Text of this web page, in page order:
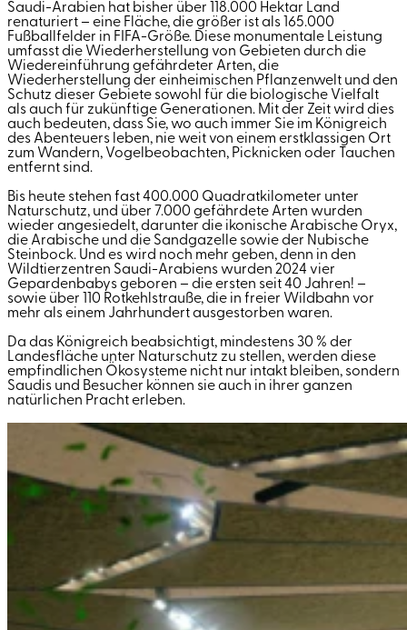
Saudi-Arabien hat bisher über 118.000 Hektar Land
renaturiert – eine Fläche, die größer ist als 165.000
Fußballfelder in FIFA-Größe. Diese monumentale Leistung
umfasst die Wiederherstellung von Gebieten durch die
Wiedereinführung gefährdeter Arten, die
Wiederherstellung der einheimischen Pflanzenwelt und den
Schutz dieser Gebiete sowohl für die biologische Vielfalt
als auch für zukünftige Generationen. Mit der Zeit wird dies
auch bedeuten, dass Sie, wo auch immer Sie im Königreich
des Abenteuers leben, nie weit von einem erstklassigen Ort
zum Wandern, Vogelbeobachten, Picknicken oder Tauchen
entfernt sind.
Bis heute stehen fast 400.000 Quadratkilometer unter
Naturschutz, und über 7.000 gefährdete Arten wurden
wieder angesiedelt, darunter die ikonische Arabische Oryx,
die Arabische und die Sandgazelle sowie der Nubische
Steinbock. Und es wird noch mehr geben, denn in den
Wildtierzentren Saudi-Arabiens wurden 2024 vier
Gepardenbabys geboren – die ersten seit 40 Jahren! –
sowie über 110 Rotkehlstrauße, die in freier Wildbahn vor
mehr als einem Jahrhundert ausgestorben waren.
Da das Königreich beabsichtigt, mindestens 30 % der
Landesfläche unter Naturschutz zu stellen, werden diese
empfindlichen Ökosysteme nicht nur intakt bleiben, sondern
Saudis und Besucher können sie auch in ihrer ganzen
natürlichen Pracht erleben.